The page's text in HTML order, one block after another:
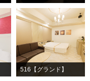
516【グランド】